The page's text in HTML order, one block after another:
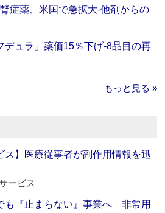
症薬、米国で急拡大‐他剤からの
デュラ」薬価15％下げ‐8品目の再
もっと見る »
ス】医療従事者が副作用情報を迅
ービス
も『止まらない』事業へ 非常用